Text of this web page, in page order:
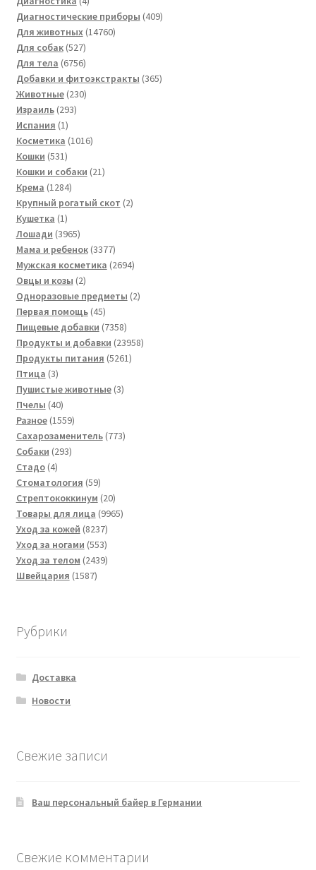
товара
Диагностические приборы 409409
Для животных 1476014760
Для собак 527527
товаров
Для тела 67566756
товаров
Добавки и фитоэкстракты 365365
Животные 230230
Израиль 293293
Испания 11
товар
Косметика 10161016
Кошки 531531
товар
Кошки и собаки 2121
Крема 12841284
товара
Крупный рогатый скот 22
Кушетка 11
товар
Лошади 39653965
товаров
Мама и ребенок 33773377
товаров
Мужская косметика 26942694
Овцы и козы 22
товара
Одноразовые предметы 22
Первая помощь 4545
товаров
Пищевые добавки 73587358
товаров
Продукты и добавки 2395823958
Продукты питания 52615261
Птица 33
товара
Пушистые животные 33
Пчелы 4040
товаров
Разное 15591559
товаров
Сахарозаменитель 773773
Собаки 293293
Стадо 44
товара
Стоматология 5959
товаров
Стрептококкинум 2020
товаров
Товары для лица 99659965
Уход за кожей 82378237
товаров
Уход за ногами 553553
товара
Уход за телом 24392439
Швейцария 15871587
Рубрики
Доставка
Новости
Свежие записи
Ваш персональный байер в Германии
Свежие комментарии